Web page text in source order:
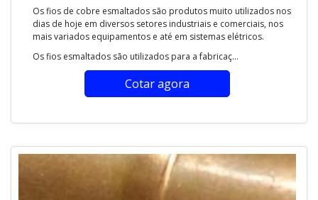
Os fios de cobre esmaltados são produtos muito utilizados nos
dias de hoje em diversos setores industriais e comerciais, nos
mais variados equipamentos e até em sistemas elétricos.
Os fios esmaltados são utilizados para a fabricaç...
Cotar agora